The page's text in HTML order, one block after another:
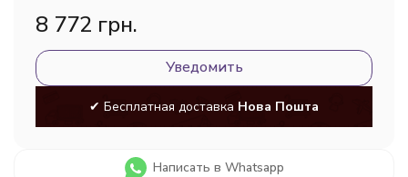
8 772 грн.
Уведомить
✔ Бесплатная доставка Нова Пошта
Написать в Whatsapp